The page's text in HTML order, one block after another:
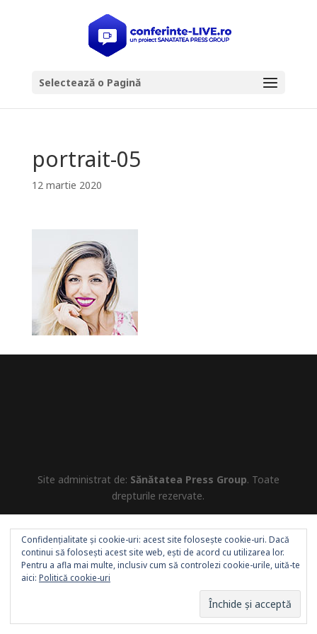
Selectează o Pagină
portrait-05
12 martie 2020
Site administrat de: Sănătatea Press Group. Toate
drepturile rezervate.
Confidențialitate și cookie-uri: acest site folosește cookie-uri. Dacă
continui să folosești acest site web, ești de acord cu utilizarea lor.
Pentru a afla mai multe, inclusiv cum să controlezi cookie-urile, uită-te
aici: Politică cookie-uri